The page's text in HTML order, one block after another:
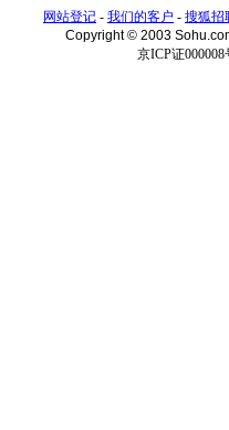
网站登记 - 我们的客户 - 搜狐招
Copyright © 2003
京ICP证